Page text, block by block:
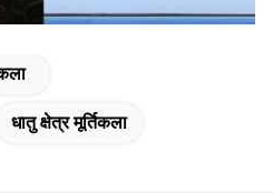
धातु क्षेत्र मूर्तिकला